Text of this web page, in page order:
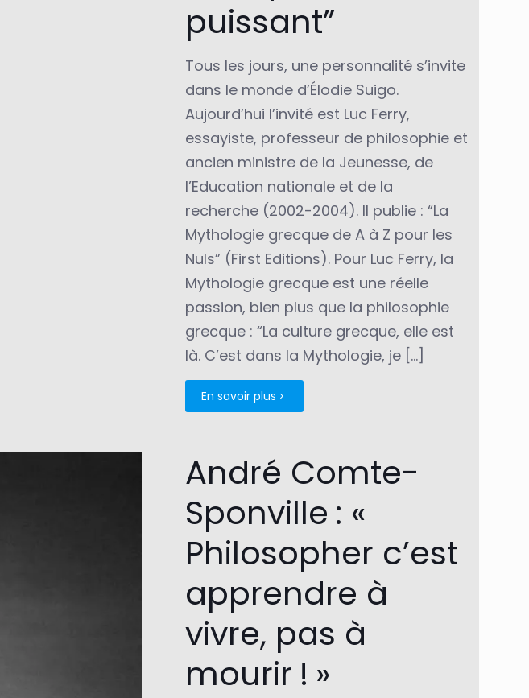
puissant”
Tous les jours, une personnalité s’invite
dans le monde d’Élodie Suigo.
Aujourd’hui l’invité est Luc Ferry,
essayiste, professeur de philosophie et
ancien ministre de la Jeunesse, de
l’Education nationale et de la
recherche (2002-2004). Il publie : “La
Mythologie grecque de A à Z pour les
Nuls” (First Editions). Pour Luc Ferry, la
Mythologie grecque est une réelle
passion, bien plus que la philosophie
grecque : “La culture grecque, elle est
là. C’est dans la Mythologie, je […]
En savoir plus
André Comte-
Sponville : «
Philosopher c’est
apprendre à
vivre, pas à
mourir ! »